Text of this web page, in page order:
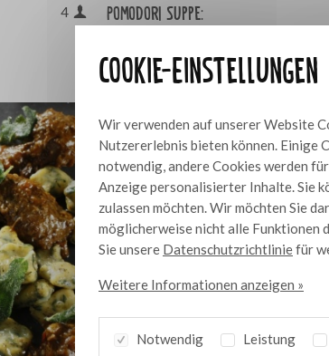
Cookie-Einstellungen
Wir verwenden auf unserer Website
Nutzererlebnis bieten können. Einige
notwendig, andere Cookies werden
Anzeige personalisierter Inhalte. Sie
zulassen möchten. Wir möchten Sie
möglicherweise nicht alle Funktionen
Sie unsere Datenschutzrichtliniefür
Weitere Informationen anzeigen »
Notwendig Leistung
4 Pomodori Suppe: